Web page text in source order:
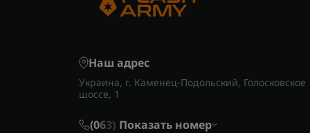
Наш адрес
Украина, г. Каменец-Подольский, Голосковское
шоссе, 1
(063) Показать номер